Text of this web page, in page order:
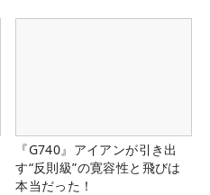
『G740』アイアンが引き出
す“反則級”の寛容性と飛びは
本当だった！